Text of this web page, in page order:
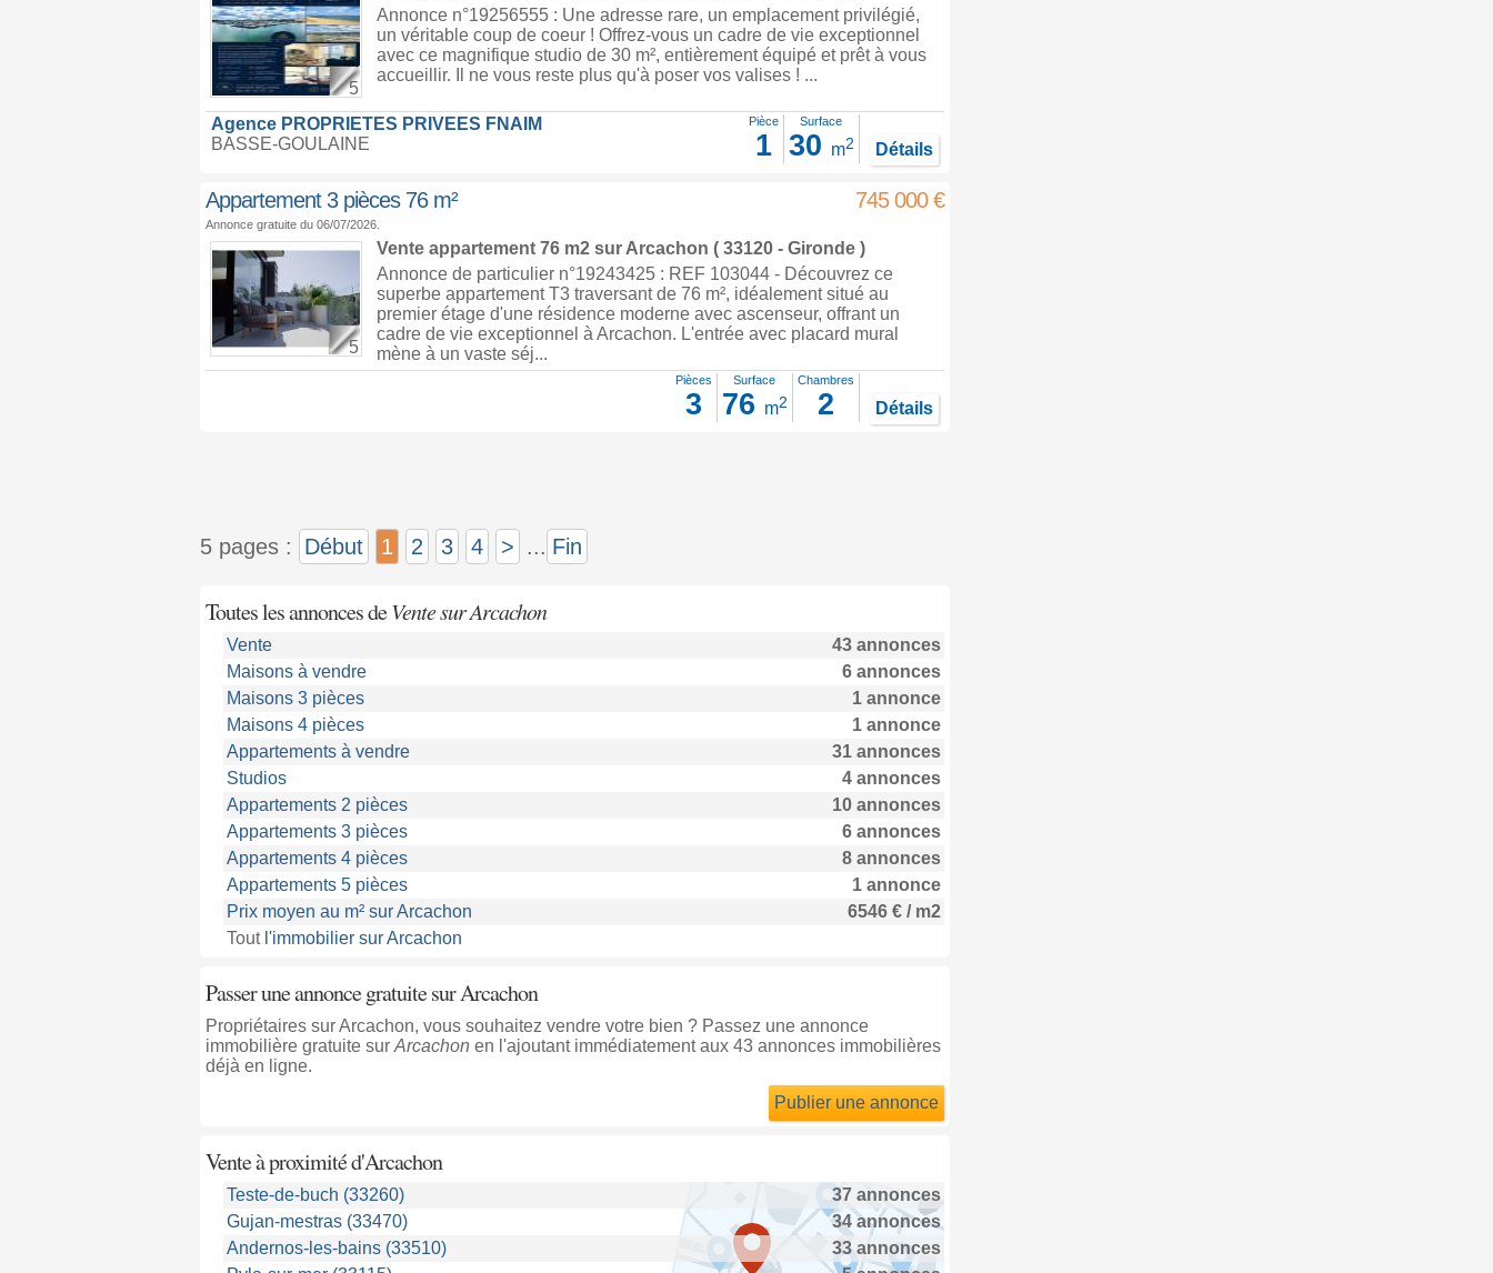
5
Annonce n°19256555 : Une adresse rare, un emplacement privilégié,
un véritable coup de coeur ! Offrez-vous un cadre de vie exceptionnel
avec ce magnifique studio de 30 m², entièrement équipé et prêt à vous
accueillir. Il ne vous reste plus qu'à poser vos valises ! ...
Agence PROPRIETES PRIVEES FNAIM
BASSE-GOULAINE
Pièce
1
Surface
30 m2 Détails
Appartement 3 pièces 76 m² 745 000 €
Annonce gratuite du 06/07/2026.
5
Vente appartement 76 m2 sur Arcachon ( 33120 - Gironde )
Annonce de particulier n°19243425 : REF 103044 - Découvrez ce
superbe appartement T3 traversant de 76 m², idéalement situé au
premier étage d'une résidence moderne avec ascenseur, offrant un
cadre de vie exceptionnel à Arcachon. L'entrée avec placard mural
mène à un vaste séj...
Pièces
3
Surface
76 m2
Chambres
2 Détails
5 pages : Début 1 2 3 4 > ... Fin
Toutes les annonces deVente sur Arcachon
Vente
43 annonces
Maisons à vendre
6 annonces
Maisons 3 pièces
1 annonce
Maisons 4 pièces
1 annonce
Appartements à vendre
31 annonces
Studios
4 annonces
Appartements 2 pièces
10 annonces
Appartements 3 pièces
6 annonces
Appartements 4 pièces
8 annonces
Appartements 5 pièces
1 annonce
Prix moyen au m² sur Arcachon
6546 € / m2
Tout l'immobilier sur Arcachon
Passer une annonce gratuite sur Arcachon
Propriétaires sur Arcachon, vous souhaitez vendre votre bien ? Passez une annonce
immobilière gratuite sur Arcachon en l'ajoutant immédiatement aux 43 annonces immobilières
déjà en ligne.
Publier une annonce
Vente à proximitéd'Arcachon
Teste-de-buch (33260)
37 annonces
Gujan-mestras (33470)
34 annonces
Andernos-les-bains (33510)
33 annonces